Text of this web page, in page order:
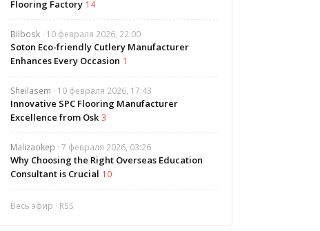
Flooring Factory 14
Bilbosk · 10 февраля 2026, 22:00
Soton Eco-friendly Cutlery Manufacturer
Enhances Every Occasion 1
Sheilasem · 10 февраля 2026, 17:43
Innovative SPC Flooring Manufacturer
Excellence from Osk 3
Malizaokep · 7 февраля 2026, 03:26
Why Choosing the Right Overseas Education
Consultant is Crucial 10
Весь эфир · RSS